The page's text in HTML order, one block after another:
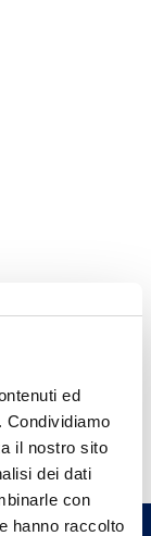
ed
Condividiamo
il nostro sito
dei dati
con
hanno raccolto
con